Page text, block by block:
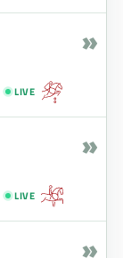
LIVE
»
LIVE
»
»